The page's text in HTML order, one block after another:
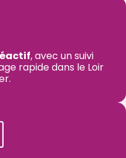
, avec un suivi
rapide dans le Loir